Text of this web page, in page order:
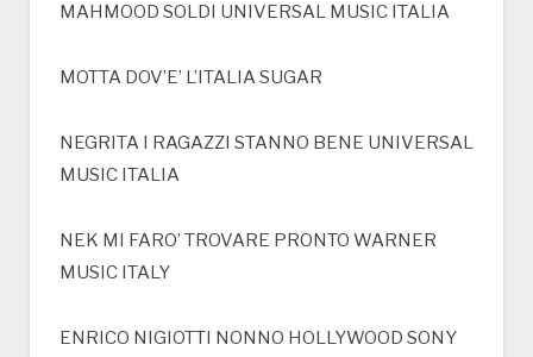
MAHMOOD SOLDI UNIVERSAL MUSIC ITALIA
MOTTA DOV’E’ L’ITALIA SUGAR
NEGRITA I RAGAZZI STANNO BENE UNIVERSAL
MUSIC ITALIA
NEK MI FARO’ TROVARE PRONTO WARNER
MUSIC ITALY
ENRICO NIGIOTTI NONNO HOLLYWOOD SONY